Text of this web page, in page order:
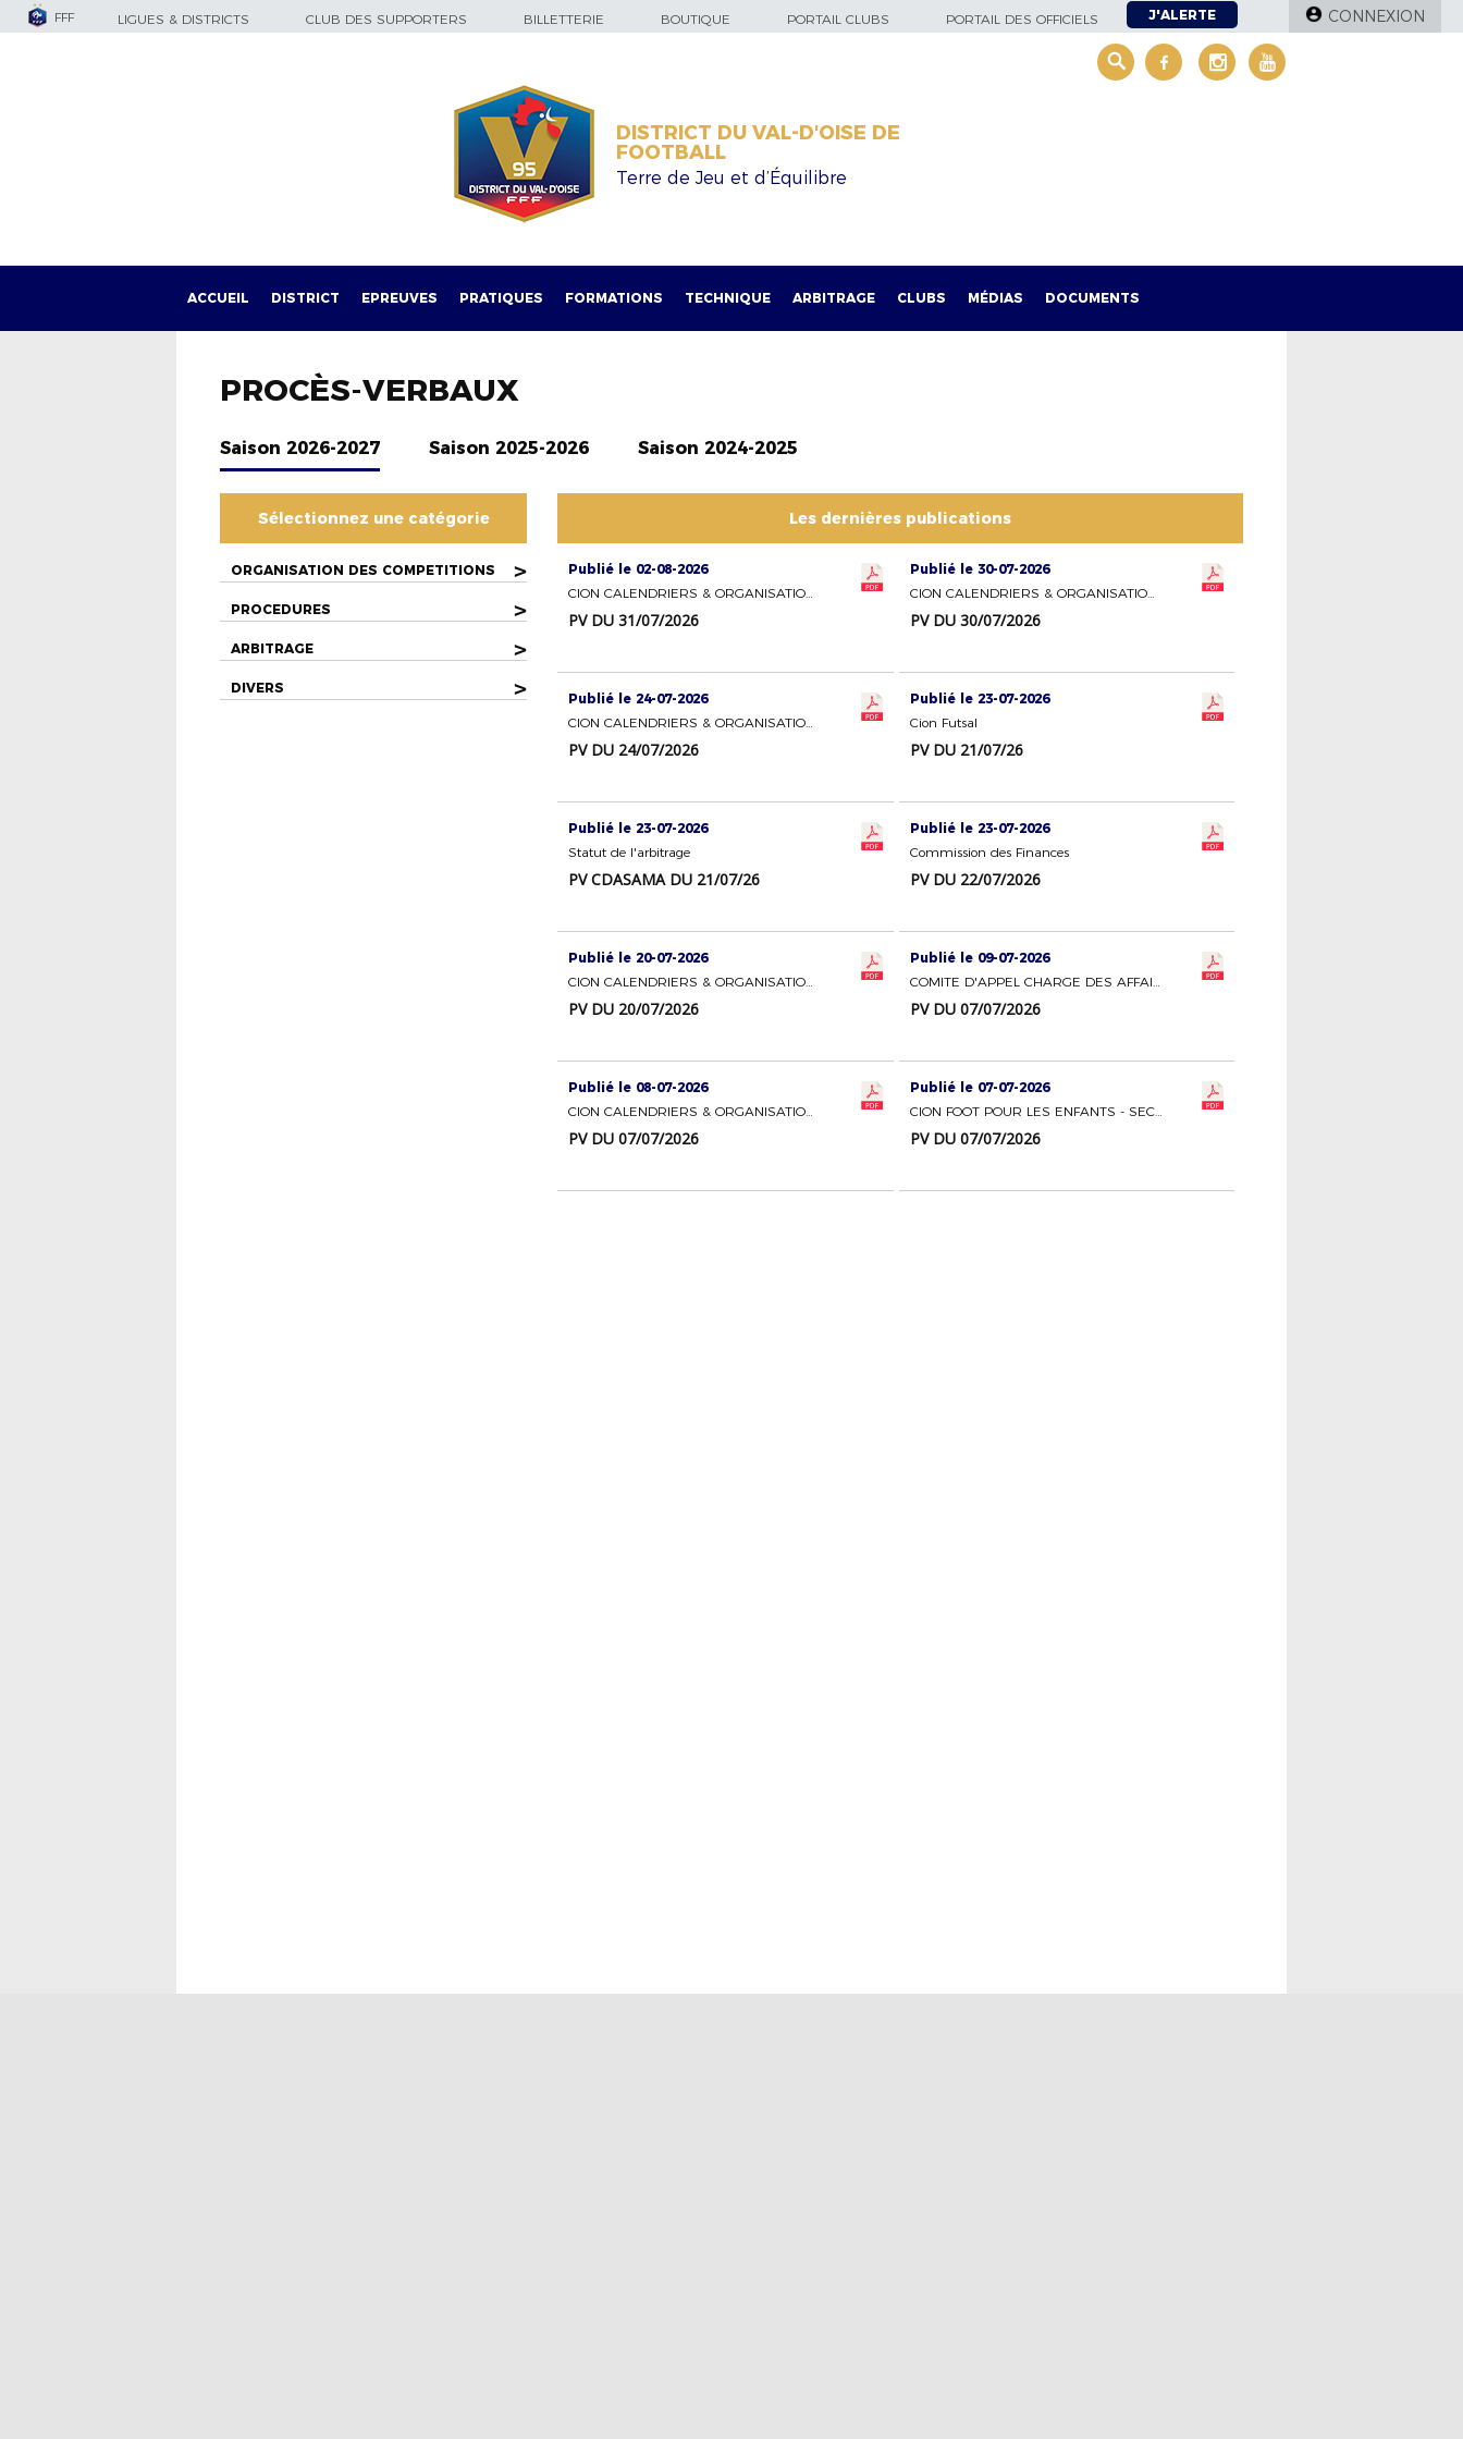
FFF LIGUES & DISTRICTS CLUB DES SUPPORTERS BILLETTERIE BOUTIQUE PORTAIL CLUBS PORTAIL DES OFFICIELS J'ALERTE CONNEXION
DISTRICT DU VAL-D'OISE DE
FOOTBALL
Terre de Jeu et d’Équilibre
ACCUEIL DISTRICT EPREUVES PRATIQUES FORMATIONS TECHNIQUE ARBITRAGE CLUBS MÉDIAS DOCUMENTS
PROCÈS-VERBAUX
Saison 2026-2027 Saison 2025-2026 Saison 2024-2025
Sélectionnez une catégorie
ORGANISATION DES COMPETITIONS >
PROCEDURES >
ARBITRAGE >
DIVERS >
Les dernières publications
Publié le 02-08-2026
CION CALENDRIERS & ORGANISATION DES COMPETITIONS - SECTION FEMININES
PV DU 31/07/2026
Publié le 30-07-2026
CION CALENDRIERS & ORGANISATION DES COMPETITIONS
PV DU 30/07/2026
Publié le 24-07-2026
CION CALENDRIERS & ORGANISATION DES COMPETITIONS
PV DU 24/07/2026
Publié le 23-07-2026
Cion Futsal
PV DU 21/07/26
Publié le 23-07-2026
Statut de l'arbitrage
PV CDASAMA DU 21/07/26
Publié le 23-07-2026
Commission des Finances
PV DU 22/07/2026
Publié le 20-07-2026
CION CALENDRIERS & ORGANISATION DES COMPETITIONS
PV DU 20/07/2026
Publié le 09-07-2026
COMITE D'APPEL CHARGE DES AFFAIRES COURANTES
PV DU 07/07/2026
Publié le 08-07-2026
CION CALENDRIERS & ORGANISATION DES COMPETITIONS
PV DU 07/07/2026
Publié le 07-07-2026
CION FOOT POUR LES ENFANTS - SECTION FEMININES
PV DU 07/07/2026